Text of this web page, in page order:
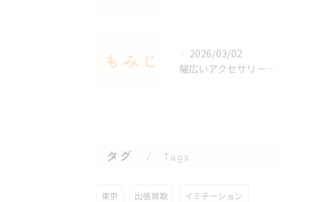
2026/03/02
幅広いアクセサリーを出張買取で手軽に査定する方法
タグ Tags
東京 出張買取 イミテーション